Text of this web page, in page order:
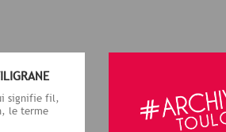
signifie fil,
le terme